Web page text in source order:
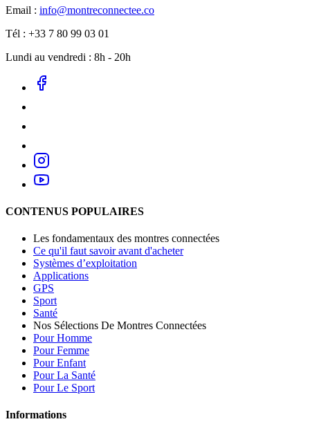
Email : info@montreconnectee.co
Tél : +33 7 80 99 03 01
Lundi au vendredi : 8h - 20h
CONTENUS POPULAIRES
Les fondamentaux des montres connectées
Ce qu'il faut savoir avant d'acheter
Systèmes d’exploitation
Applications
GPS
Sport
Santé
Nos Sélections De Montres Connectées
Pour Homme
Pour Femme
Pour Enfant
Pour La Santé
Pour Le Sport
Informations